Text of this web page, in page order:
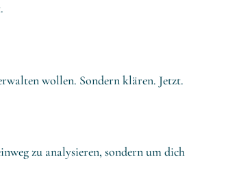
wollen. Sondern klären. Jetzt.
zu analysieren, sondern um dich